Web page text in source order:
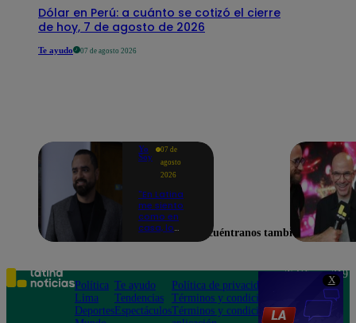
X
Dólar en Perú: a cuánto se cotizó el cierre
de hoy, 7 de agosto de 2026
Te ayudo 07 de agosto 2026
Yo
Soy
07 de
agosto
2026
"En Latina
me siento
como en
casa, lo
emocionado
por estreno
de Yo Soy
2026
Encuéntranos también en
Política
Lima
Deportes
Te ayudo
Tendencias
Espectáculos
Política de privacidad
Términos y condiciones
Términos y condiciones
Teléfono: 219
Av. San
Felipe 968